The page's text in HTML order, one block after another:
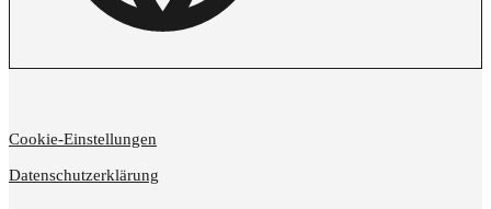
Cookie-Einstellungen
Datenschutzerklärung